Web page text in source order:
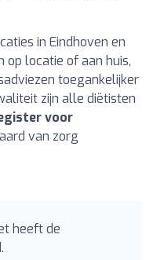
in Eindhoven en
op locatie of aan huis,
toegankelijker
zijn alle diëtisten
voor
van zorg
heeft de